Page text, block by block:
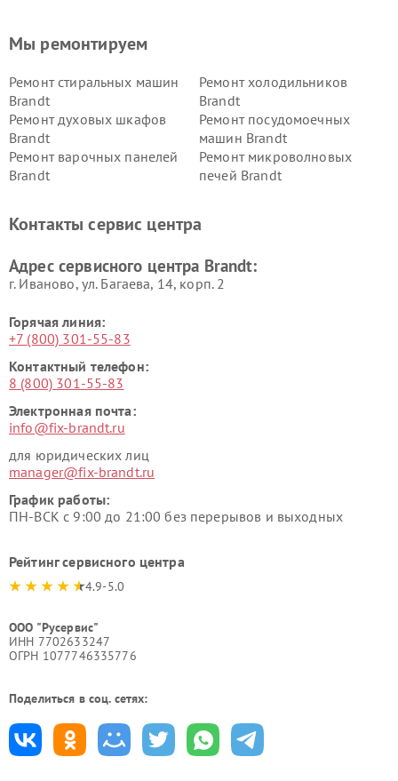
Мы ремонтируем
Ремонт стиральных машин
Brandt
Ремонт холодильников
Brandt
Ремонт духовых шкафов
Brandt
Ремонт посудомоечных
машин Brandt
Ремонт варочных панелей
Brandt
Ремонт микроволновых
печей Brandt
Контакты сервис центра
Адрес сервисного центра Brandt:
г. Иваново, ул. Багаева, 14, корп. 2
Горячая линия:
+7 (800) 301-55-83
Контактный телефон:
8 (800) 301-55-83
Электронная почта:
info@fix-brandt.ru
для юридических лиц
manager@fix-brandt.ru
График работы:
ПН-ВСК с 9:00 до 21:00 без перерывов и выходных
Рейтинг сервисного центра
4.9-5.0
ООО "Русервис"
ИНН 7702633247
ОГРН 1077746335776
Поделиться в соц. сетях: